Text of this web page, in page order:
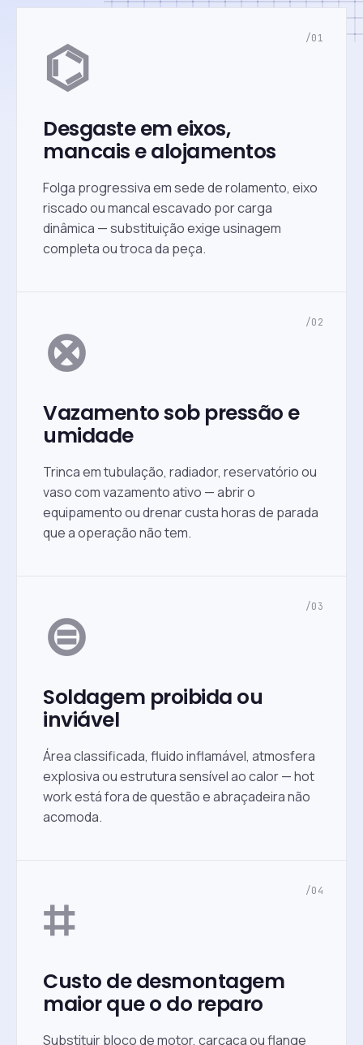
/01
⌬
Desgaste em eixos,
mancais e alojamentos
Folga progressiva em sede de rolamento, eixo
riscado ou mancal escavado por carga
dinâmica — substituição exige usinagem
completa ou troca da peça.
/02
⊗
Vazamento sob pressão e
umidade
Trinca em tubulação, radiador, reservatório ou
vaso com vazamento ativo — abrir o
equipamento ou drenar custa horas de parada
que a operação não tem.
/03
⊜
Soldagem proibida ou
inviável
Área classificada, fluido inflamável, atmosfera
explosiva ou estrutura sensível ao calor — hot
work está fora de questão e abraçadeira não
acomoda.
/04
⌗
Custo de desmontagem
maior que o do reparo
Substituir bloco de motor, carcaça ou flange